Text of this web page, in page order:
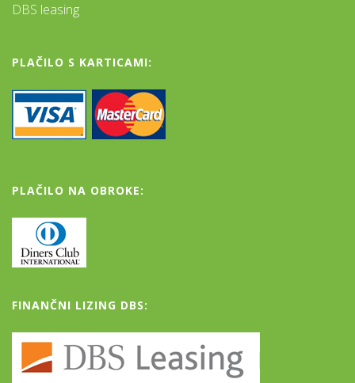
DBS leasing
PLAČILO S KARTICAMI:
PLAČILO NA OBROKE:
FINANČNI LIZING DBS: